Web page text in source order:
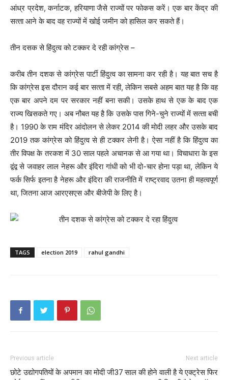
आंध्र प्रदेश, कर्नाटक, हरियाणा जैसे राज्‍यों पर फोकस करें। एक बार केंद्र की
सत्‍ता आने के बाद वह राज्‍यों में खोई जमीन को हासिल कर सकते हैं।
तीन दसक से हिंदुत्व को टक्कर दे रही कांग्रेस –
करीब तीन दशक से कांग्रेस पार्टी हिंदुत्‍व का सामना कर रही है। यह बात सच है
कि कांग्रेस इस दौरान कई बार सत्‍ता में रही, लेकिन सबसे अहम बात यह है कि वह
एक बार अपने दम पर सरकार नहीं बना सकी। उसके हाथ से एक के बाद एक
राज्‍य खिसकते गए। अब नौबत यह है कि उसके पास गिने-चुने राज्‍यों में सत्‍ता बची
है। 1990 के राम मंदिर आंदोलन से लेकर 2014 की मोदी लहर और उसके बाद
2019 तक कांग्रेस को हिंदुत्‍व से ही टक्‍कर लेनी है। ऐसा नहीं है कि हिंदुत्‍व का
तीर विपक्ष के तरकश में 30 साल पहले अचानक से आ गया था। विचाधारा के इस
द्वंद्व से जवाहर लाल नेहरू और इंदिरा गांधी को भी दो-चार होना पड़ा था, लेकिन ये
फर्क सिर्फ इतना है नेहरू और इंदिरा की राजनीति में राष्‍ट्रवाद उतना ही महत्‍वपूर्ण
था, जितना आज आरएसएस और बीजेपी के लिए है।
TAGS election 2019 rahul gandhi
Previous article
छोटे उद्योगपतियों के अपमान का मोदी जी
Next article
37 साल की होने वाली है ये एक्ट्रेस फिर